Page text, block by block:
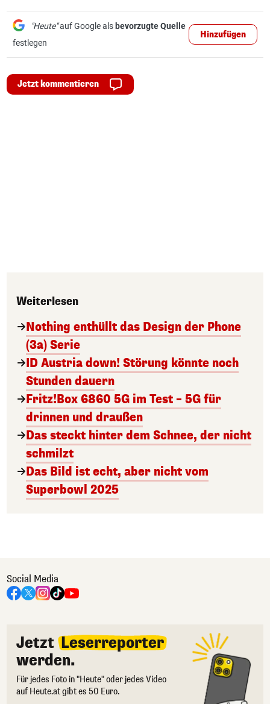
"Heute"auf Google als bevorzugte Quelle
festlegen
Hinzufügen
Jetzt kommentieren
Weiterlesen
Nothing enthüllt das Design der Phone
(3a) Serie
ID Austria down! Störung könnte noch
Stunden dauern
Fritz!Box 6860 5G im Test – 5G für
drinnen und draußen
Das steckt hinter dem Schnee, der nicht
schmilzt
Das Bild ist echt, aber nicht vom
Superbowl 2025
Social Media
Jetzt Leserreporter
werden.
Für jedes Foto in "Heute" oder jedes Video
auf Heute.at gibt es 50 Euro.